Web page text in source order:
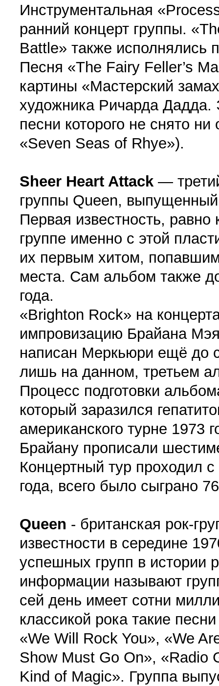
Инструментальная
ранний концерт группы.
Battle» также исполнялись
Песня «The Fairy Feller’s
картины «Мастерский
художника Ричарда Дадда.
песни которого не снято
«Seven Seas of Rhye»).
Sheer Heart Attack—
группы Queen,
Первая известность,
группе именно с этой
их первым хитом,
места. Сам альбом также
года.
«Brighton Rock» на
импровизацию Брайана
написан Меркьюри ещё до
лишь на данном, третьем
Процесс подготовки
который заразился
американского турне 1973
Брайану прописали
Концертный тур проходил
года, всего было сыграно
Queen - британская рок-
известности в середине
успешных групп в истории
информации называют
сей день имеет сотни
классикой рока такие
«We Will Rock You», «We
Show Must Go On», «Radio
Kind of Magic». Группа